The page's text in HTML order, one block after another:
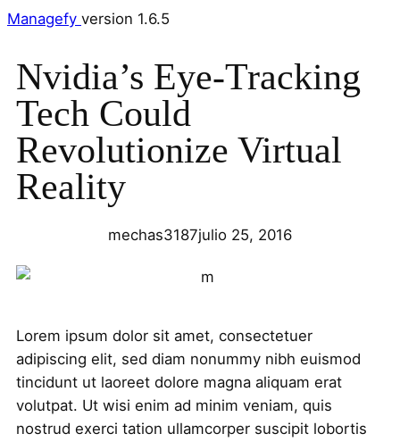
Managefy version 1.6.5
Nvidia’s Eye-Tracking
Tech Could
Revolutionize Virtual
Reality
mechas3187julio 25, 2016
Lorem ipsum dolor sit amet, consectetuer
adipiscing elit, sed diam nonummy nibh euismod
tincidunt ut laoreet dolore magna aliquam erat
volutpat. Ut wisi enim ad minim veniam, quis
nostrud exerci tation ullamcorper suscipit lobortis